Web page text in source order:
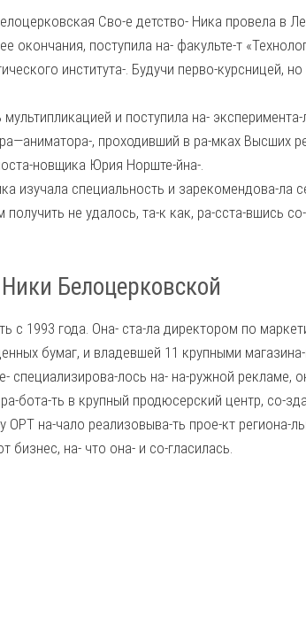
Сво-е детство- Ника провела в
окончания, поступила на- факульте-т
института-. Будучи перво-курсницей,
и поступила на-
, проходивший в ра-мках Высших
новщика Юрия Норште-йна-.
изучала специальность и зарекомендова-ла
получить не удалось, та-к как, ра-сста-вшись
Белоцерковской
с 1993 года. Она- ста-ла директором по
бумаг, и владевшей 11 крупными
специализирова-лось на- на-ружной рекламе,
бота-ть в крупный продюсерский центр, со-
ОРТ на-чало реализовыва-ть прое-кт региона-
бизнес, на- что она- и со-гласилась.